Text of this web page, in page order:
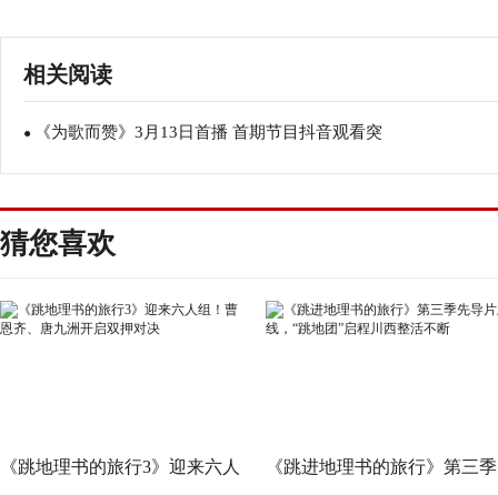
相关阅读
● 《为歌而赞》3月13日首播 首期节目抖音观看突
破5100万
猜您喜欢
《跳地理书的旅行3》迎来六人 《跳进地理书的旅行》第三季